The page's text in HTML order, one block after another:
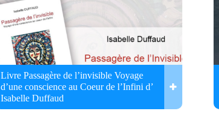
Livre Passagère de l’invisible Voyage
d’une conscience au Coeur de l’Infini d’
Isabelle Duffaud